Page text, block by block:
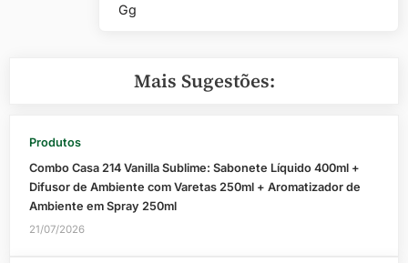
Gg
Mais Sugestões:
Produtos
Combo Casa 214 Vanilla Sublime: Sabonete Líquido 400ml +
Difusor de Ambiente com Varetas 250ml + Aromatizador de
Ambiente em Spray 250ml
21/07/2026